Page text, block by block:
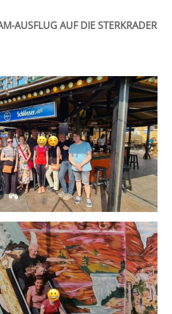
AUSFLUG AUF DIE STERKRADER